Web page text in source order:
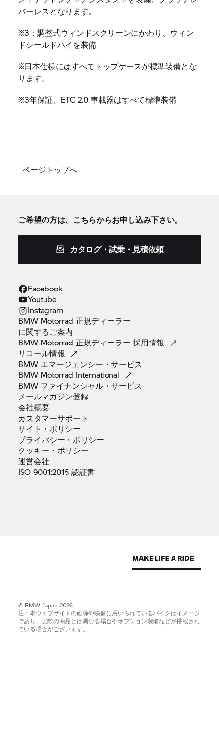
バーレスとなります。
※3：調整式ウィンドスクリーンにかわり、ウィン
ドシールドハイを装備
※日本仕様にはすべてトップケースが標準装備とな
ります。
※3年保証、ETC 2.0 車載器はすべて標準装備
ページトップへ
ご希望の方は、こちらからお申し込み下さい。
カタログ・試乗・見積依頼
Facebook
Youtube
Instagram
BMW Motorrad 正規ディーラー
に関するご案内
BMW Motorrad 正規ディーラー採用情報
リコール情報
BMW エマージェンシー・サービス
BMW Motorrad International
BMW ファイナンシャル・サービス
メールマガジン登録
会社概要
カスタマーサポート
サイト・ポリシー
プライバシー・ポリシー
クッキー・ポリシー
運営会社
ISO 9001:2015認証書
© BMW Japan 2026
注：本ウェブサイトの画像や映像に用いられているバイクはイメージ
であり、実際の商品とは異なる場合やオプション装備などが搭載され
ている場合がございます。